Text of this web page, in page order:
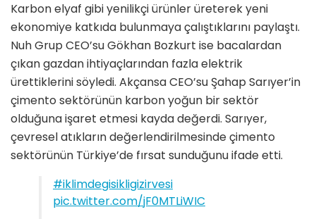
Karbon elyaf gibi yenilikçi ürünler üreterek yeni
ekonomiye katkıda bulunmaya çalıştıklarını paylaştı.
Nuh Grup CEO’su Gökhan Bozkurt ise bacalardan
çıkan gazdan ihtiyaçlarından fazla elektrik
ürettiklerini söyledi. Akçansa CEO’su Şahap Sarıyer’in
çimento sektörünün karbon yoğun bir sektör
olduğuna işaret etmesi kayda değerdi. Sarıyer,
çevresel atıkların değerlendirilmesinde çimento
sektörünün Türkiye’de fırsat sunduğunu ifade etti.
#iklimdegisikligizirvesi
pic.twitter.com/jF0MTLiWIC